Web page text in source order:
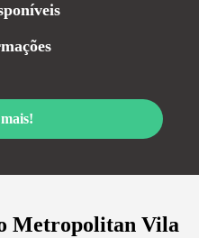
Metropolitan Vila